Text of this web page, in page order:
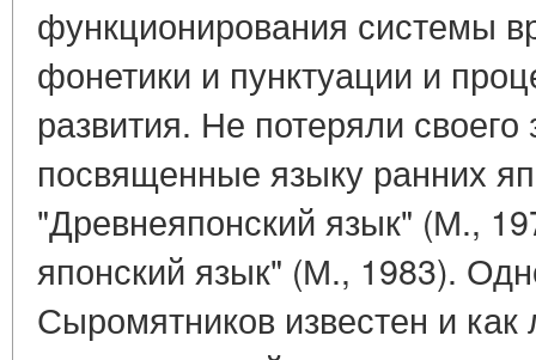
функционирования системы
фонетики и пунктуации и
развития. Не потеряли
посвященные языку ранних
"Древнеяпонский язык" (М.,
японский язык" (М., 1983).
Сыромятников известен и как